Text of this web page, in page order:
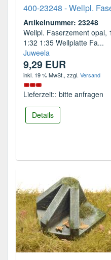
400-23248 - Wellpl.
Artikelnummer: 23248
Wellpl. Faserzement opal,
1:32 1:35 Wellplatte Fa...
Juweela
9,29 EUR
inkl. 19 % MwSt., zzgl. Versand
Lieferzeit:: bitte anfragen
Details